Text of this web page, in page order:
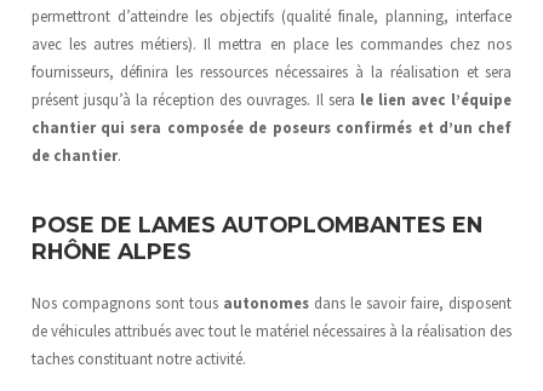
permettront d’atteindre les objectifs (qualité finale, planning, interface
avec les autres métiers). Il mettra en place les commandes chez nos
fournisseurs, définira les ressources nécessaires à la réalisation et sera
présent jusqu’à la réception des ouvrages. Il sera le lien avec l’équipe
chantier qui sera composée de poseurs confirmés et d’un chef
de chantier.
POSE DE LAMES AUTOPLOMBANTES EN
RHÔNE ALPES
Nos compagnons sont tous autonomesdans le savoir faire, disposent
de véhicules attribués avec tout le matériel nécessaires à la réalisation des
taches constituant notre activité.